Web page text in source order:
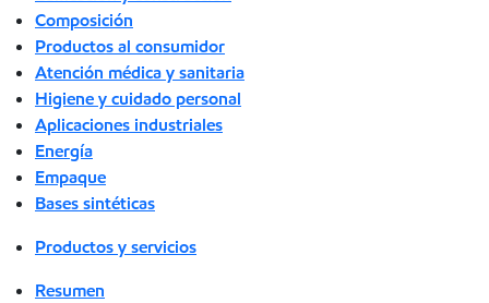
Composición
Productos al consumidor
Atención médica y sanitaria
Higiene y cuidado personal
Aplicaciones industriales
Energía
Empaque
Bases sintéticas
Productos y servicios
Resumen